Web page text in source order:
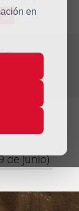
en
S D
de Junio)